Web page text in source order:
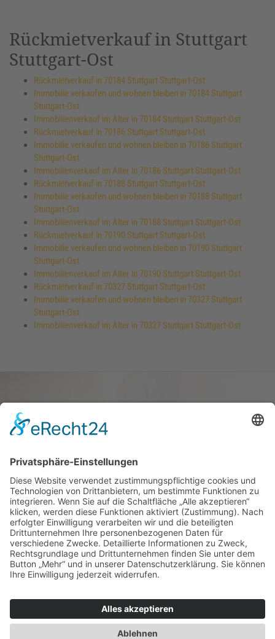
Rückmietverkauf in Stuttgart
Stuttgart-Ost
Rückmietverkauf in 70184 Stuttgart Stuttgart-Ost
Immobilie verkaufen und wohnen bleiben in 70184 Stuttgart
Stuttgart-Ost
Immobilienverkauf im Alter in 70184 Stuttgart Stuttgart-Ost
Rückmietverkauf in 70186 Stuttgart Stuttgart-Ost
Immobilie verkaufen und wohnen bleiben in 70186 Stuttgart
Stuttgart-Ost
Immobilienverkauf im Alter in 70186 Stuttgart Stuttgart-Ost
Rückmietverkauf in 70188 Stuttgart Stuttgart-Ost
Immobilie verkaufen und wohnen bleiben in 70188 Stuttgart
Stuttgart-Ost
Immobilienverkauf im Alter in 70188 Stuttgart Stuttgart-Ost
Rückmietverkauf in 70190 Stuttgart Stuttgart-Ost
Immobilie verkaufen und wohnen bleiben in 70190 Stuttgart
Stuttgart-Ost
Immobilienverkauf im Alter in 70190 Stuttgart Stuttgart-Ost
Rückmietverkauf in 70327 Stuttgart Stuttgart-Ost
Immobilie verkaufen und wohnen bleiben in 70327 Stuttgart
Stuttgart-Ost
Immobilienverkauf im Alter in 70327 Stuttgart Stuttgart-Ost
verkaufen und darin
wohnen bleiben
Verkaufen Sie Ihr Haus oder Ihre
Eigen­tums­woh­nung und bleiben Sie
darin wohnen.
Jetzt Ermittlung starten »